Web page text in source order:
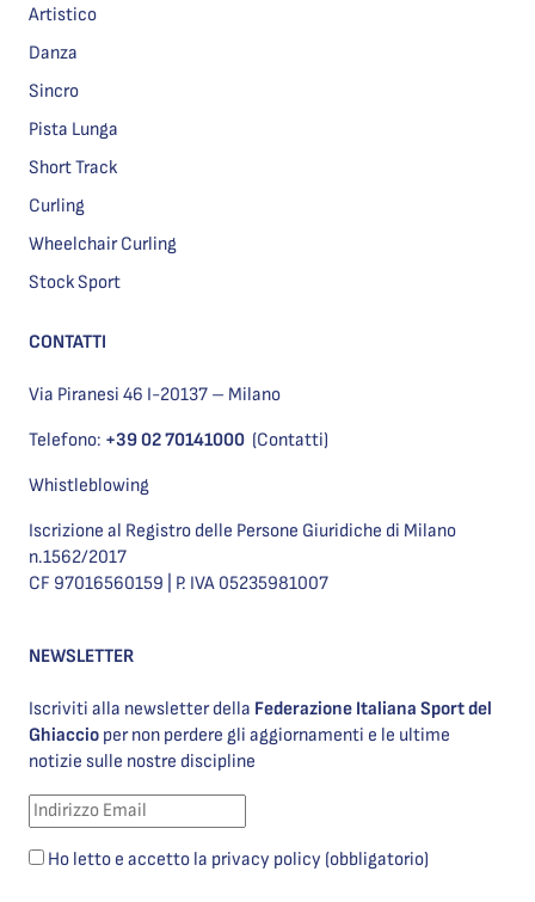
Artistico
Danza
Sincro
Pista Lunga
Short Track
Curling
Wheelchair Curling
Stock Sport
CONTATTI
Via Piranesi 46 I-20137 – Milano
Telefono: +39 02 70141000 (Contatti)
Whistleblowing
Iscrizione al Registro delle Persone Giuridiche di Milano
n.1562/2017
CF 97016560159 | P. IVA 05235981007
NEWSLETTER
Iscriviti alla newsletter della Federazione Italiana Sport del
Ghiaccio per non perdere gli aggiornamenti e le ultime
notizie sulle nostre discipline
Ho letto e accetto la privacy policy (obbligatorio)